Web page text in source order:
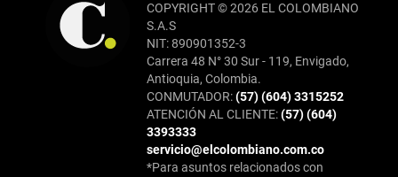
COPYRIGHT © 2026 EL COLOMBIANO
S.A.S
NIT: 890901352-3
Carrera 48 N° 30 Sur - 119, Envigado,
Antioquia, Colombia.
CONMUTADOR:(57) (604) 3315252
ATENCIÓN AL CLIENTE:(57) (604)
3393333
servicio@elcolombiano.com.co
*Para asuntos relacionados con